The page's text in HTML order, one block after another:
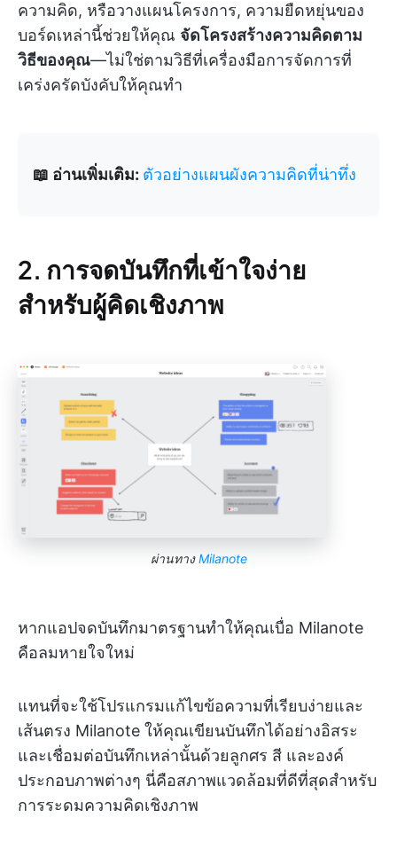
ความคิด, หรือวางแผนโครงการ, ความยืดหยุ่นของ
บอร์ดเหล่านี้ช่วยให้คุณ จัดโครงสร้างความคิดตาม
วิธีของคุณ—ไม่ใช่ตามวิธีที่เครื่องมือการจัดการที่
เคร่งครัดบังคับให้คุณทำ
📖 อ่านเพิ่มเติม: ตัวอย่างแผนผังความคิดที่น่าทึ่ง
2. การจดบันทึกที่เข้าใจง่าย
สำหรับผู้คิดเชิงภาพ
ผ่านทางMilanote
หากแอปจดบันทึกมาตรฐานทำให้คุณเบื่อ Milanote
คือลมหายใจใหม่
แทนที่จะใช้โปรแกรมแก้ไขข้อความที่เรียบง่ายและ
เส้นตรง Milanote ให้คุณเขียนบันทึกได้อย่างอิสระ
และเชื่อมต่อบันทึกเหล่านั้นด้วยลูกศร สี และองค์
ประกอบภาพต่างๆ นี่คือสภาพแวดล้อมที่ดีที่สุดสำหรับ
การระดมความคิดเชิงภาพ